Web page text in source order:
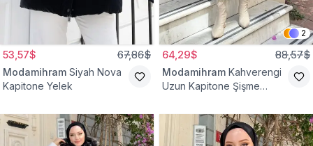
53,57$ 67,86$
Modamihram Siyah Nova
Kapitone Yelek
2
64,29$ 88,57$
Modamihram Kahverengi
Uzun Kapitone Şişme